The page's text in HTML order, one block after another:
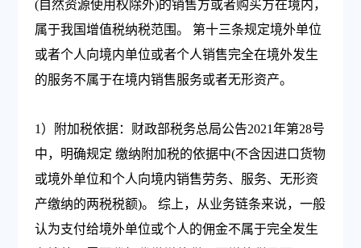
(自然资源使用权除外)的销售方或者购买方在境内，
属于我国增值税纳税范围。 第十三条规定境外单位
或者个人向境内单位或者个人销售完全在境外发生
的服务不属于在境内销售服务或者无形资产。
1）附加税依据：财政部税务总局公告2021年第28号
中，明确规定 缴纳附加税的依据中(不含因进口货物
或境外单位和个人向境内销售劳务、服务、无形资
产缴纳的两税税额)。 综上，从业务链条来说，一般
认为支付给境外单位或个人的佣金不属于完全发生